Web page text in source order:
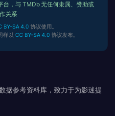
台，与 TMDb 无任何隶属、赞助或
关系
BY-SA 4.0协议使用。
样以 CC BY-SA 4.0协议发布。
据参考资料库，致力于为影迷提